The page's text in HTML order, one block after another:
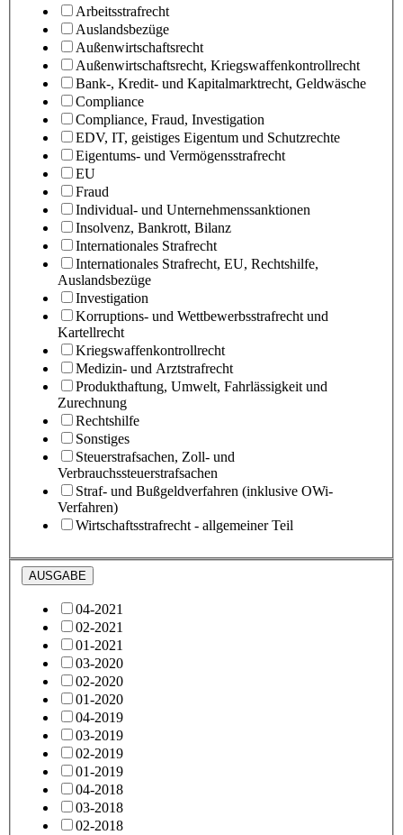
Arbeitsstrafrecht
Auslandsbezüge
Außenwirtschaftsrecht
Außenwirtschaftsrecht, Kriegswaffenkontrollrecht
Bank-, Kredit- und Kapitalmarktrecht, Geldwäsche
Compliance
Compliance, Fraud, Investigation
EDV, IT, geistiges Eigentum und Schutzrechte
Eigentums- und Vermögensstrafrecht
EU
Fraud
Individual- und Unternehmenssanktionen
Insolvenz, Bankrott, Bilanz
Internationales Strafrecht
Internationales Strafrecht, EU, Rechtshilfe,
Auslandsbezüge
Investigation
Korruptions- und Wettbewerbsstrafrecht und
Kartellrecht
Kriegswaffenkontrollrecht
Medizin- und Arztstrafrecht
Produkthaftung, Umwelt, Fahrlässigkeit und
Zurechnung
Rechtshilfe
Sonstiges
Steuerstrafsachen, Zoll- und
Verbrauchssteuerstrafsachen
Straf- und Bußgeldverfahren (inklusive OWi-
Verfahren)
Wirtschaftsstrafrecht - allgemeiner Teil
AUSGABE
04-2021
02-2021
01-2021
03-2020
02-2020
01-2020
04-2019
03-2019
02-2019
01-2019
04-2018
03-2018
02-2018